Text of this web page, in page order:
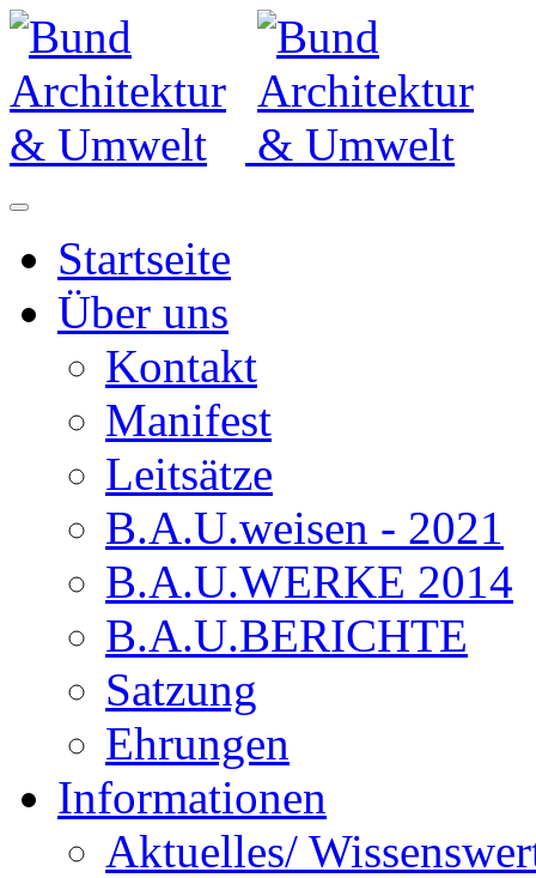
Startseite
Über uns
Kontakt
Manifest
Leitsätze
B.A.U.weisen - 2021
B.A.U.WERKE 2014
B.A.U.BERICHTE
Satzung
Ehrungen
Informationen
Aktuelles/